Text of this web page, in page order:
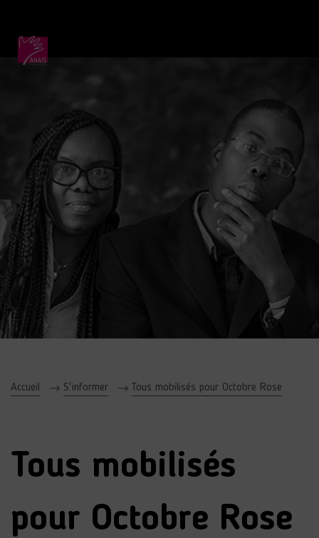
Accueil S'informer Tous mobilisés pour Octobre Rose
Tous mobilisés
pour Octobre Rose